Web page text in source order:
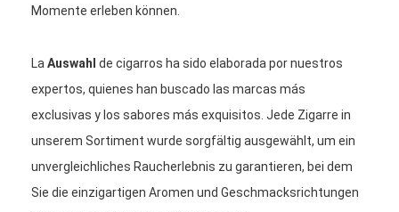
Momente erleben können.
La Auswahl de cigarros ha sido elaborada por nuestros
expertos, quienes han buscado las marcas más
exclusivas y los sabores más exquisitos. Jede Zigarre in
unserem Sortiment wurde sorgfältig ausgewählt, um ein
unvergleichliches Raucherlebnis zu garantieren, bei dem
Sie die einzigartigen Aromen und Geschmacksrichtungen